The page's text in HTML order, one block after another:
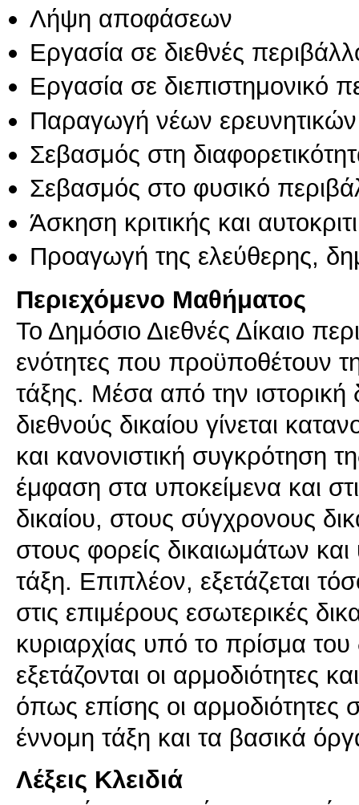
Λήψη αποφάσεων
Εργασία σε διεθνές
Εργασία σε διεπιστημονικό
Παραγωγή νέων
Σεβασμός στη
Σεβασμός στο φυσικό
Άσκηση κριτικής και
Προαγωγή της ελεύθερης,
Περιεχόμενο Μαθήματος
Το Δημόσιο Διεθνές Δίκαιο
ενότητες που προϋποθέτουν
τάξης. Μέσα από την ιστορική
διεθνούς δικαίου γίνεται
και κανονιστική συγκρότηση
έμφαση στα υποκείμενα και
δικαίου, στους σύγχρονους
στους φορείς δικαιωμάτων
τάξη. Επιπλέον, εξετάζεται
στις επιμέρους εσωτερικές
κυριαρχίας υπό το πρίσμα του
εξετάζονται οι αρμοδιότητες
όπως επίσης οι
έννομη τάξη και τα βασικά
Λέξεις Κλειδιά